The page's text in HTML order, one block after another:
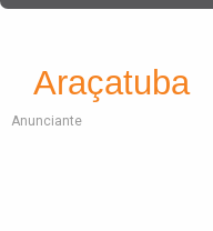
Araçatuba
Anunciante